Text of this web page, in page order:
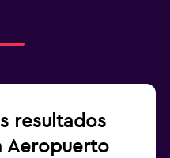
resultados
Aeropuerto